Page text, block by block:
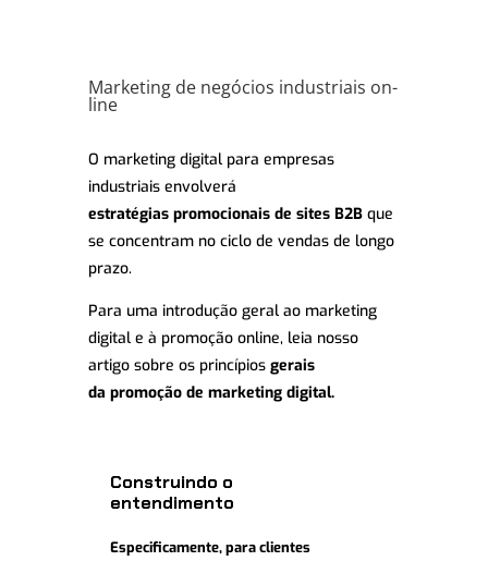
Marketing de negócios industriais on-
line
O marketing digital para empresas
industriais envolverá
estratégias promocionais de sitesB2B que
se concentram no ciclo de vendas de longo
prazo.
Para uma introdução geral ao marketing
digital e à promoção online, leia nosso
artigo sobre os princípios gerais
da promoção de marketing digital.
Construindo o
entendimento
Especificamente, para clientes